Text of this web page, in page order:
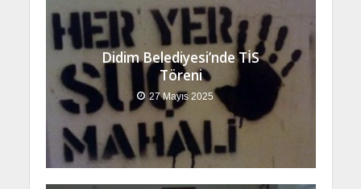
Didim Belediyesi’nde TİS
Töreni
27 Mayıs 2025